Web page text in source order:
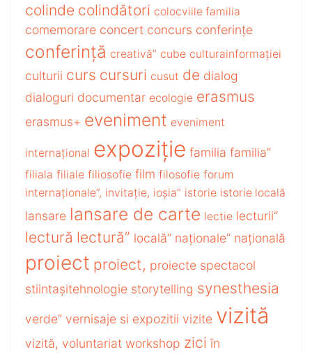
colinde colindători colocviile familia
comemorare concert concurs conferințe
conferință creativă” cube culturainformației
culturii curs cursuri cusut de dialog
dialoguri documentar ecologie erasmus
erasmus+ eveniment eveniment
internațional expoziție familia familia”
filiala filiale filiosofie film filosofie forum
internaționale”, invitație, ioșia” istorie istorie locală
lansare lansare de carte lectie lecturii”
lectură lectură” locală” naționale” națională
proiect proiect, proiecte spectacol
stiintașitehnologie storytelling synesthesia
verde” vernisaje si expozitii vizite vizită
vizită, voluntariat workshop zici în